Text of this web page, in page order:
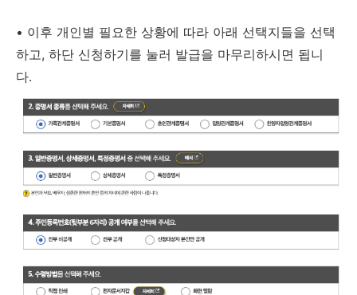
• 이후 개인별 필요한 상황에 따라 아래 선택지들을 선택
하고, 하단 신청하기를 눌러 발급을 마무리하시면 됩니
다.